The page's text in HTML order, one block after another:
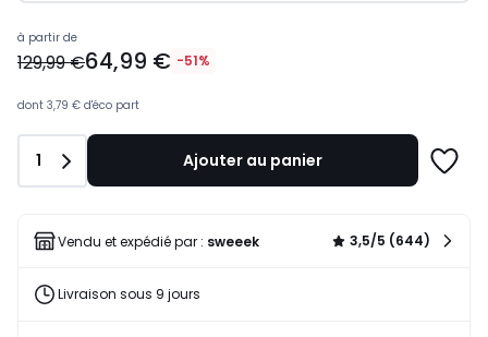
84,49
€
lieu
129,99
35%
réduction
appliquée.
à partir de
129,99 €64,99 € -51%
dont 3,79 € d'éco part
Quantité
1 Ajouter au panier
liste
Vendu et expédié par : sweeek 3,5/5 (644)
Livraison sous 9 jours